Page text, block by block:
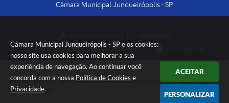
Câmara Municipal Junqueirópolis - SP e os cookies:
nosso site usa cookies para melhorar a sua
experiência de navegação. Ao continuar você
concorda com a nossa Política de Cookies e
Privacidade.
ACEITAR
PERSONALIZAR
Câmara Municipal Junqueirópolis - SP
Portal atualizado em:06/08/2026 14:11
Copyright Instar - 2006-2026. Todos os direitos reservados -
Instar Tecnologia